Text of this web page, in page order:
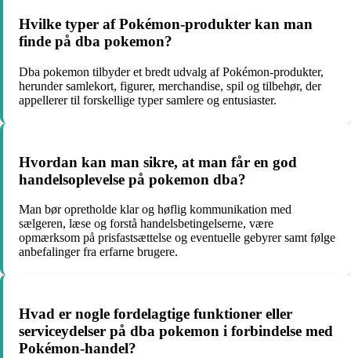
Hvilke typer af Pokémon-produkter kan man
finde på dba pokemon?
Dba pokemon tilbyder et bredt udvalg af Pokémon-produkter,
herunder samlekort, figurer, merchandise, spil og tilbehør, der
appellerer til forskellige typer samlere og entusiaster.
Hvordan kan man sikre, at man får en god
handelsoplevelse på pokemon dba?
Man bør opretholde klar og høflig kommunikation med
sælgeren, læse og forstå handelsbetingelserne, være
opmærksom på prisfastsættelse og eventuelle gebyrer samt følge
anbefalinger fra erfarne brugere.
Hvad er nogle fordelagtige funktioner eller
serviceydelser på dba pokemon i forbindelse med
Pokémon-handel?